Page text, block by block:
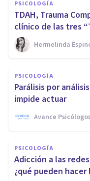
PSICOLOGÍA
TDAH, Trauma
clínico de las tres
Hermelinda
PSICOLOGÍA
Parálisis por
impide actuar
Avance
PSICOLOGÍA
Adicción a las
¿qué pueden hacer